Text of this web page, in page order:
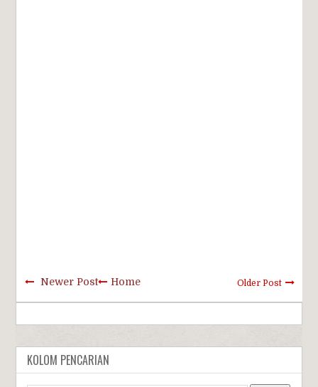
Newer Post Older Post
Home
KOLOM PENCARIAN